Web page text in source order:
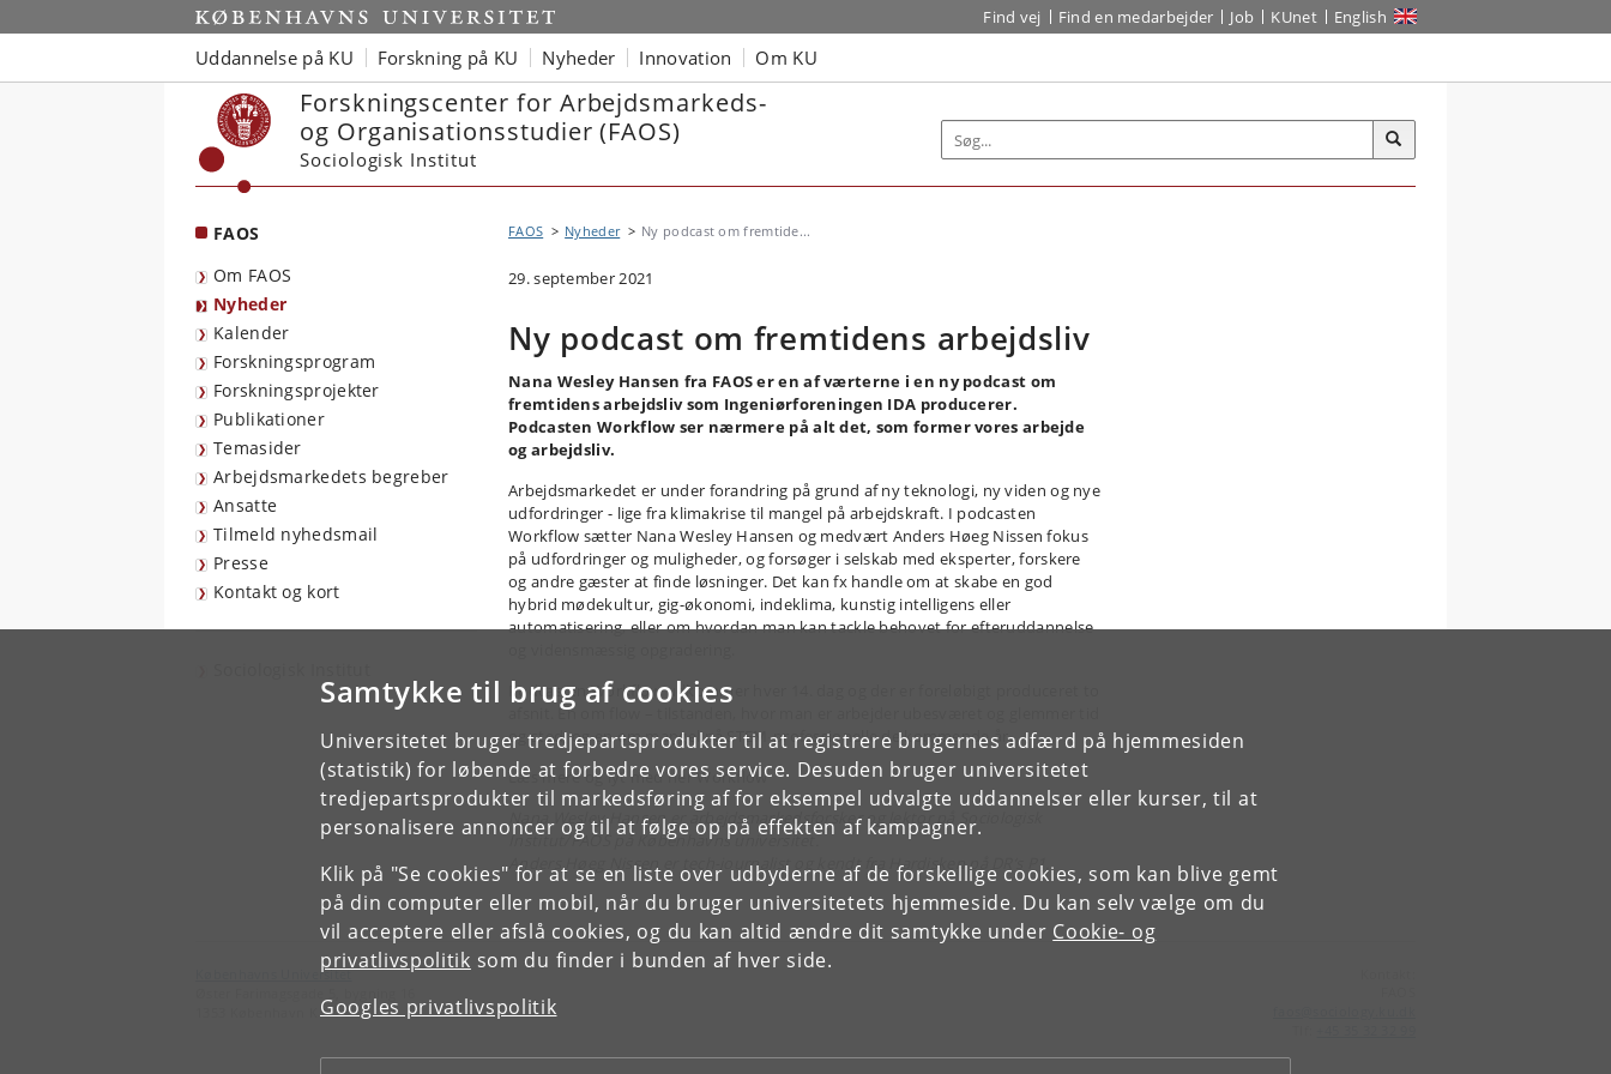
Samtykke til brug af cookies
Universitetet bruger tredjepartsprodukter til at registrere brugernes adfærd på hjemmesiden
(statistik) for løbende at forbedre vores service. Desuden bruger universitetet
tredjepartsprodukter til markedsføring af for eksempel udvalgte uddannelser eller kurser, til at
personalisere annoncer og til at følge op på effekten af kampagner.
Klik på "Se cookies" for at se en liste over udbyderne af de forskellige cookies, som kan blive gemt
på din computer eller mobil, når du bruger universitetets hjemmeside. Du kan selv vælge om du
vil acceptere eller afslå cookies, og du kan altid ændre dit samtykke under Cookie- og
privatlivspolitik som du finder i bunden af hver side.
Googles privatlivspolitik
Start Find vej Find en medarbejder Job KUnet English
Uddannelse på KU Forskning på KU Nyheder Innovation Om KU
Forskningscenter for Arbejdsmarkeds-
og Organisationsstudier (FAOS)
Sociologisk Institut
FAOS
Om FAOS
Nyheder
Kalender
Forskningsprogram
Forskningsprojekter
Publikationer
Temasider
Arbejdsmarkedets begreber
Ansatte
Tilmeld nyhedsmail
Presse
Kontakt og kort
FAOS Nyheder Ny podcast om fremtide...
29. september 2021
Ny podcast om fremtidens arbejdsliv
Nana Wesley Hansen fra FAOS er en af værterne i en ny podcast om
fremtidens arbejdsliv som Ingeniørforeningen IDA producerer.
Podcasten Workflow ser nærmere på alt det, som former vores arbejde
og arbejdsliv.
Arbejdsmarkedet er under forandring på grund af ny teknologi, ny viden og nye
udfordringer - lige fra klimakrise til mangel på arbejdskraft. I podcasten
Workflow sætter Nana Wesley Hansen og medvært Anders Høeg Nissen fokus
på udfordringer og muligheder, og forsøger i selskab med eksperter, forskere
og andre gæster at finde løsninger. Det kan fx handle om at skabe en god
hybrid mødekultur, gig-økonomi, indeklima, kunstig intelligens eller
automatisering, eller om hvordan man kan tackle behovet for efteruddannelse
Podcasten Workflow udkommer hver 14. dag og der er foreløbigt produceret to
afsnit. En om flow – tilstanden, hvor man er arbejder ubesværet og glemmer tid
og sted, og en om mangel på STEM-professionelle de kommende år.
Læs mere og lyt med her Workflow
Nana Wesley Hansen er arbejdsmarkedsforsker og lektor på Sociologisk
Institut/FAOS på Københavns universitet.
Anders Høeg Nissen er tech-journalist og kendt fra Hardisken på DR’s P1.
Københavns Universitet